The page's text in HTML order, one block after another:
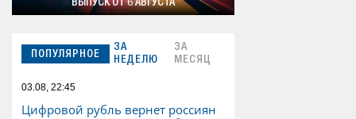
ВЫПУСК ОТ 6 АВГУСТА
ПОПУЛЯРНОЕ
ЗА
НЕДЕЛЮ
ЗА
МЕСЯЦ
03.08, 22:45
Цифровой рубль вернет россиян